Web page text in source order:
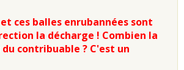
ces balles enrubannées sont
la décharge ! Combien la
contribuable ? C'est un